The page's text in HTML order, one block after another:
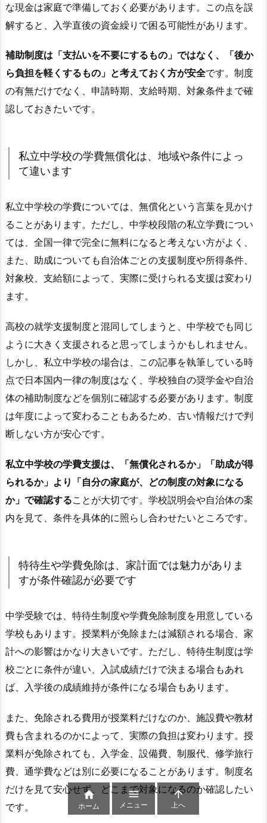
な現金は家庭で準備しておく必要があります。この点を誤
解すると、入学直後の資金繰りで困る可能性があります。
補助制度は「支払いを不要にするもの」ではなく、「後か
ら負担を軽くするもの」と考えておく方が安全です。制度
の有無だけでなく、申請時期、支給時期、対象条件まで確
認しておきたいです。
私立中学校の学費無償化は、地域や条件によっ
て違います
私立中学校の学費については、無償化という言葉を見かけ
ることがあります。ただし、中学校段階の私立学費につい
ては、全国一律で完全に無料になると考えない方がよく、
また、助成についても自治体ごとの支援制度や所得条件、
対象校、支給額によって、実際に受けられる支援は変わり
ます。
高校の就学支援制度と混同してしまうと、中学校でも同じ
ように大きく支援されると思ってしまうかもしれません。
しかし、私立中学校の場合は、この記事を執筆している時
点で日本国内一律の制度はなく、学校独自の奨学金や自治
体の補助制度などを個別に確認する必要があります。制度
は年度によって変わることもあるため、古い情報だけで判
断しない方が安心です。
私立中学校の学費支援は、「無償化されるか」「助成が得
られるか」より「自分の家庭が、どの制度の対象になる
か」で確認することが大切です。学校説明会や自治体の案
内を見て、条件を具体的に照らし合わせたいところです。
特待生や学費免除は、家計面では魅力がありま
すが条件確認が必要です
中学受験では、特待生制度や学費免除制度を用意している
学校もあります。授業料が免除または減額される場合、家
計への影響はかなり大きいです。ただし、特待生制度は学
校ごとに条件が違い、入試成績だけで決まる場合もあれ
ば、入学後の成績維持が条件になる場合もあります。
また、免除される費用が授業料だけなのか、施設費や教材
費も含まれるのかによって、実際の負担は変わります。授
業料が免除されても、入学金、設備費、制服代、修学旅行
費、通学費などは別に必要になることがあります。制度名
だけを見て安心せず、どこまで対象になるのか確認したい
です。

ホーム

メニュー

上へ